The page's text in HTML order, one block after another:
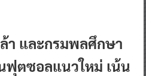
า และกรมพลศึกษา
ฟุตซอลแนวใหม่ เน้น